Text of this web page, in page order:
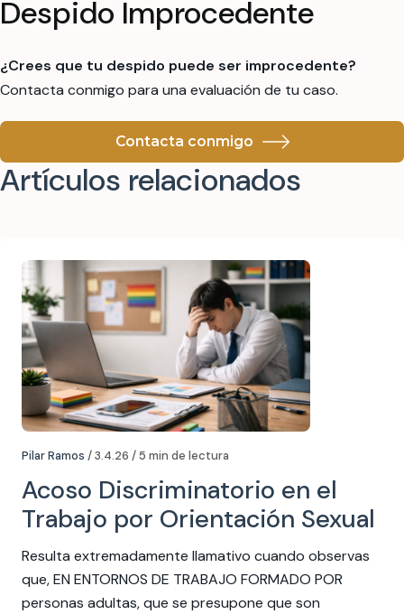
Despido Improcedente
¿Crees que tu despido puede ser improcedente?
Contacta conmigo para una evaluación de tu caso.
Contacta conmigo
Artículos relacionados
Pilar Ramos / 3.4.26 / 5 min de lectura
Acoso Discriminatorio en el
Trabajo por Orientación Sexual
Resulta extremadamente llamativo cuando observas
que, EN ENTORNOS DE TRABAJO FORMADO POR
personas adultas, que se presupone que son